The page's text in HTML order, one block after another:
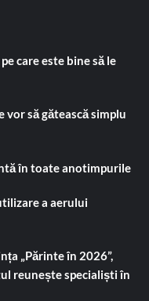
care este bine să le
vor să gătească simplu
în toate anotimpurile
a aerului
„Părinte în 2026”,
reunește specialiști în